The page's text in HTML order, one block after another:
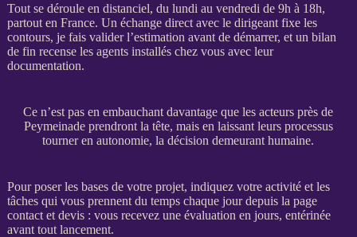
Tout se déroule en distanciel, du lundi au vendredi de 9h à 18h,
partout en France. Un échange direct avec le dirigeant fixe les
contours, je fais valider l’estimation avant de démarrer, et un bilan
de fin recense les agentsinstallés chez vous avec leur
documentation.
Ce n’est pas en embauchant davantage que les acteurs près de
Peymeinade prendront la tête, mais en laissant leurs processus
tourner en autonomie, la décision demeurant humaine.
Pour poser les bases de votre projet, indiquez votre activité et les
tâches qui vous prennent du temps chaque jour depuis la page
contact et devis: vous recevez une évaluation en jours, entérinée
avant tout lancement.